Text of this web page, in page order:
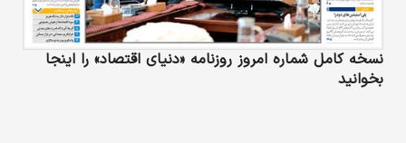
نسخه کامل شماره امروز روزنامه «دنیای‌ اقتصاد» را اینجا
بخوانید